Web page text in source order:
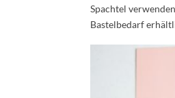
Spachtel
Bastelbedarf